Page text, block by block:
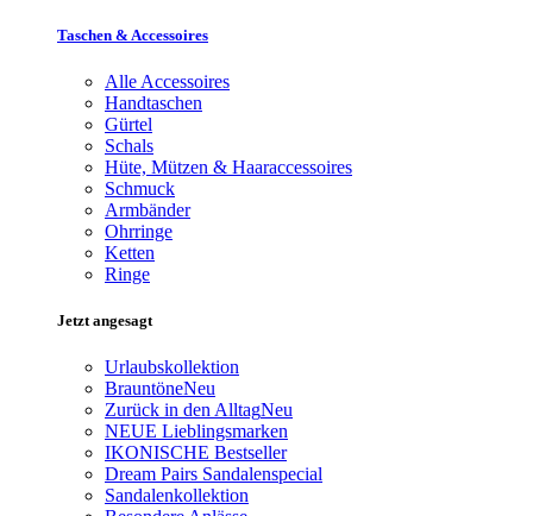
Taschen & Accessoires
Alle Accessoires
Handtaschen
Gürtel
Schals
Hüte, Mützen & Haaraccessoires
Schmuck
Armbänder
Ohrringe
Ketten
Ringe
Jetzt angesagt
Urlaubskollektion
BrauntöneNeu
Zurück in den AlltagNeu
NEUE Lieblingsmarken
IKONISCHE Bestseller
Dream Pairs Sandalenspecial
Sandalenkollektion